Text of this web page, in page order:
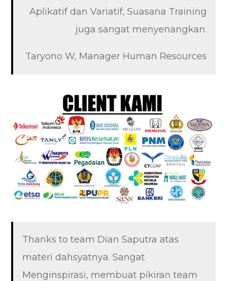
Aplikatif dan Variatif, Suasana Training
juga sangat menyenangkan.
Taryono W, Manager Human Resources
Thanks to team Dian Saputra atas
materi dahsyatnya. Sangat
Menginspirasi, membuat pikiran team